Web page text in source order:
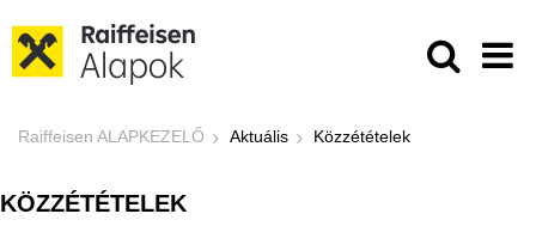
Közzétételek - Raiffeisen
Raiffeisen ALAPKEZELŐ Aktuális Közzétételek
KÖZZÉTÉTELEK